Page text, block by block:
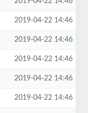
2019-04-22 14:46
2019-04-22 14:46
2019-04-22 14:46
2019-04-22 14:46
2019-04-22 14:46